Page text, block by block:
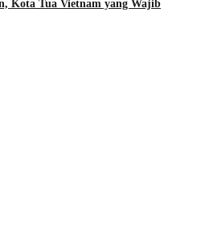
Kota Tua Vietnam yang Wajib